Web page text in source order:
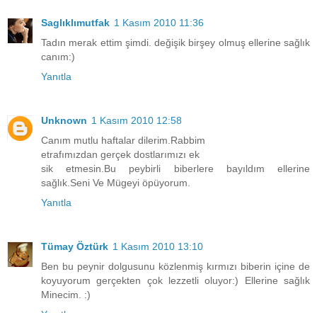
Saglıklımutfak 1 Kasım 2010 11:36
Tadın merak ettim şimdi. değişik birşey olmuş ellerine sağlık
canım:)
Yanıtla
Unknown 1 Kasım 2010 12:58
Canım mutlu haftalar dilerim.Rabbim
etrafımızdan gerçek dostlarımızı ek
sik etmesin.Bu peybirli biberlere bayıldım ellerine
sağlık.Seni Ve Mügeyi öpüyorum.
Yanıtla
Tümay Öztürk 1 Kasım 2010 13:10
Ben bu peynir dolgusunu közlenmiş kırmızı biberin içine de
koyuyorum gerçekten çok lezzetli oluyor:) Ellerine sağlık
Minecim. :)